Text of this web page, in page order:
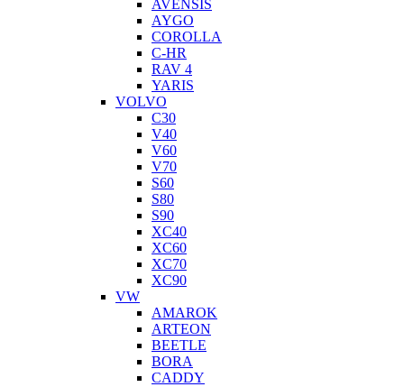
AVENSIS
AYGO
COROLLA
C-HR
RAV 4
YARIS
VOLVO
C30
V40
V60
V70
S60
S80
S90
XC40
XC60
XC70
XC90
VW
AMAROK
ARTEON
BEETLE
BORA
CADDY